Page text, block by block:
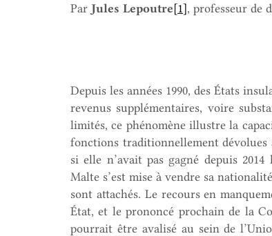
Par Jules Lepoutre[1], professeur de
Depuis les années 1990, des États
revenus supplémentaires, voire
limités, ce phénomène illustre la
fonctions traditionnellement dévolues
si elle n’avait pas gagné depuis
Malte s’est mise à vendre sa
sont attachés. Le recours en
État, et le prononcé prochain de la
pourrait être avalisé au sein de